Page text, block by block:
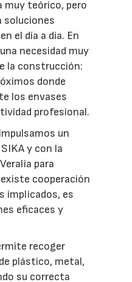
muy teórico, pero
soluciones
el día a día. En
necesidad muy
la construcción:
donde
los envases
profesional.
un
y con la
para
cooperación
implicados, es
eficaces y
recoger
plástico, metal,
su correcta